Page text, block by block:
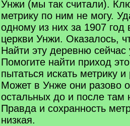
Унжи (мы так считали).
метрику по ним не могу.
одному из них за 1907 год
церкви Унжи. Оказалось,
Найти эту деревню сейчас
Помогите найти приход
пытаться искать метрику
Может в Унже они разово
остальных до и после там
Правда и сохранность
низкая.